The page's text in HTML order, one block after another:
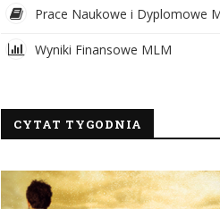
Prace Naukowe i Dyplomowe
Wyniki Finansowe MLM
CYTAT TYGODNIA